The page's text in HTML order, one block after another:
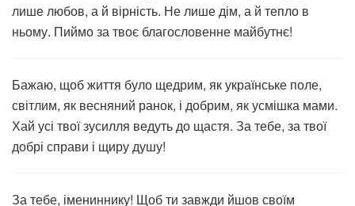
лише любов, а й вірність. Не лише дім, а й тепло в
ньому. Пиймо за твоє благословенне майбутнє!
Бажаю, щоб життя було щедрим, як українське поле,
світлим, як весняний ранок, і добрим, як усмішка мами.
Хай усі твої зусилля ведуть до щастя. За тебе, за твої
добрі справи і щиру душу!
За тебе, імениннику! Щоб ти завжди йшов своїм